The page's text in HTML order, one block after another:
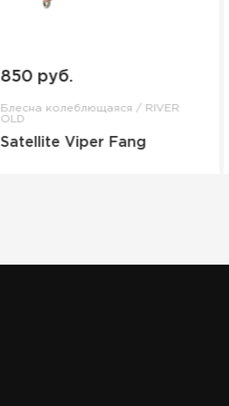
850 руб.
Блесна колеблющаяся / RIVER
OLD
Satellite Viper Fang